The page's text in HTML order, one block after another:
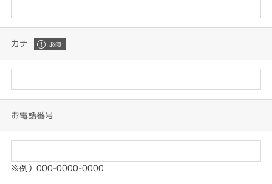
カナ
お電話番号
※例）000-0000-0000